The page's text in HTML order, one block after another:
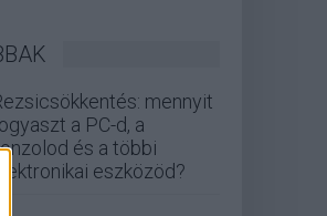
mennyit
a PC-d, a
és a többi
elektronikai eszközöd?